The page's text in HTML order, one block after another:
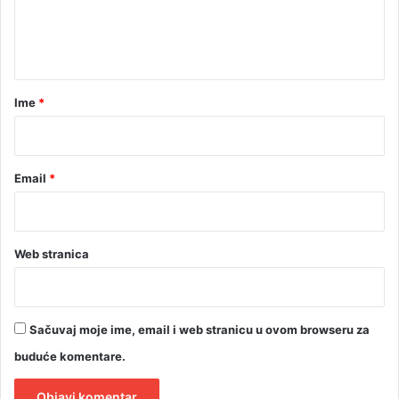
rIme *
Email *
Web stranica
Sačuvaj moje ime, email i web stranicu u ovom browseru za
buduće komentare.